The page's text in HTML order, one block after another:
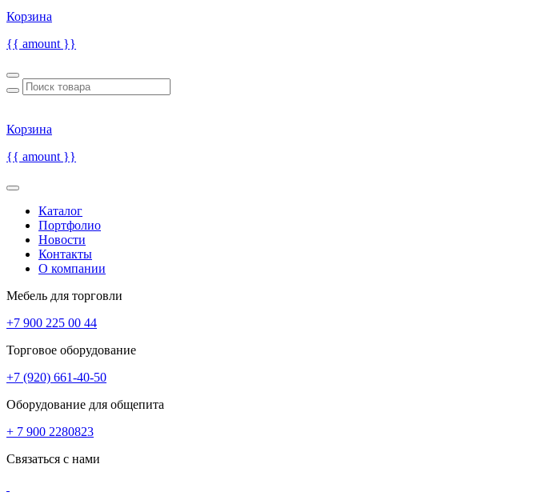
Корзина
{{ amount }}
Корзина
{{ amount }}
Каталог
Портфолио
Новости
Контакты
О компании
Мебель для торговли
+7 900 225 00 44
Торговое оборудование
+7 (920) 661-40-50
Оборудование для общепита
+ 7 900 2280823
Связаться с нами